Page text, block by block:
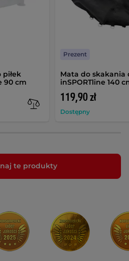
90 cm
Mata do
inSPORTline 140
119,90 zł
Dostępny
Prezent
te produkty